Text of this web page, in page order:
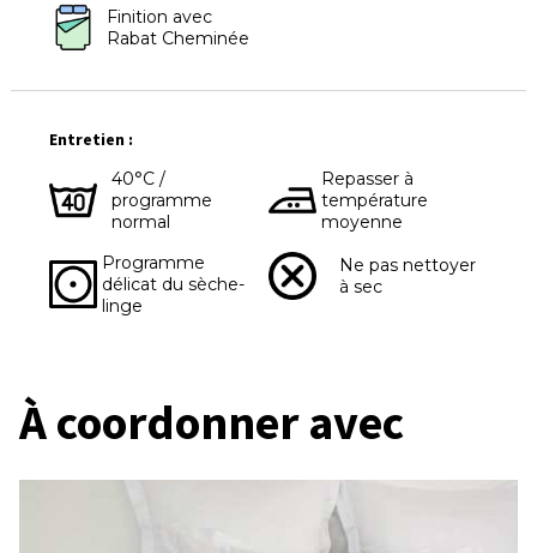
Finition avec
Rabat Cheminée
Entretien :
40°C /
programme
normal
Repasser à
température
moyenne
Programme
délicat du sèche-
linge
Ne pas nettoyer
à sec
À coordonner avec